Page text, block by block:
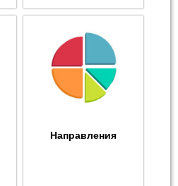
Направления